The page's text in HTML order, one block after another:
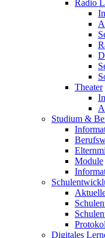
Radio
Theater
Studium &
Module
Digitales